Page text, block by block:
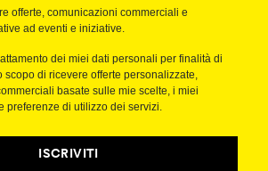
offerte, comunicazioni commerciali e
ad eventi e iniziative.
dei miei dati personali per finalità di
scopo di ricevere offerte personalizzate,
basate sulle mie scelte, i miei
preferenze di utilizzo dei servizi.
ISCRIVITI